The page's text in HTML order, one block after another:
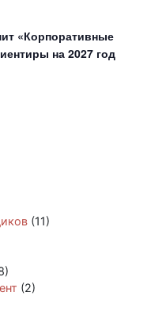
«Корпоративные
на 2027 год
(11)
(2)